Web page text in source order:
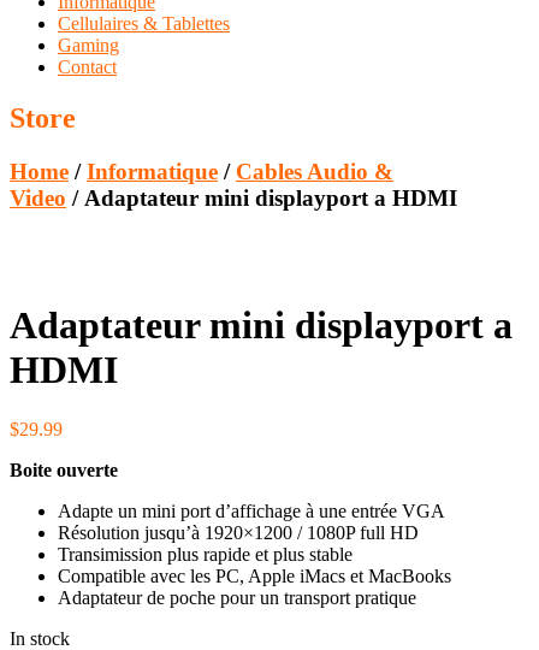
Cellulaires & Tablettes
Gaming
Contact
Store
Home /Informatique / Cables Audio &
Video / Adaptateur mini displayport a HDMI
Adaptateur mini displayport a
HDMI
$29.99
Boite ouverte
Adapte un mini port d’affichage à une entrée VGA
Résolution jusqu’à 1920×1200 / 1080P full HD
Transimission plus rapide et plus stable
Compatible avec les PC, Apple iMacs et MacBooks
Adaptateur de poche pour un transport pratique
In stock